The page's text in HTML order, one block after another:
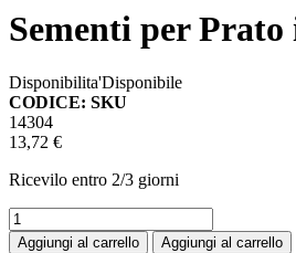
Sementi per
Disponibilita'Disponibile
CODICE: SKU
14304
13,72 €
Ricevilo entro 2/3 giorni
Aggiungi al carrello Aggiungi al carrello